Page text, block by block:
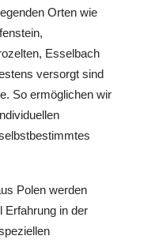
Orten wie
Esselbach
versorgt sind
So ermöglichen wir
Polen werden
Erfahrung in der